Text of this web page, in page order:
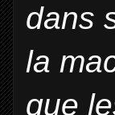
dans
la
que